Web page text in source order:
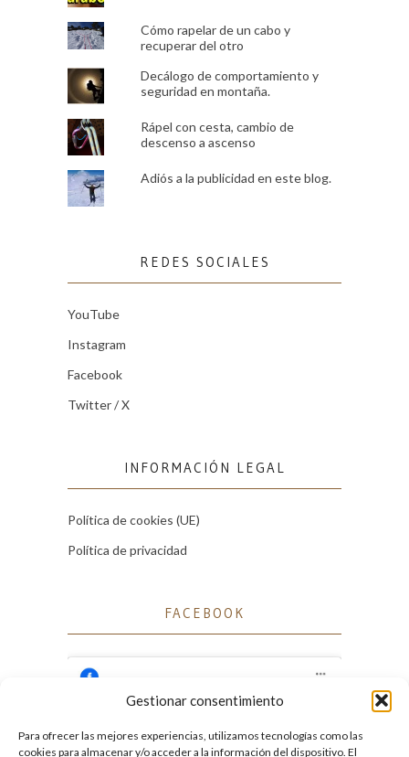
Gestionar consentimiento
Para ofrecer las mejores experiencias, utilizamos tecnologías como las
cookies para almacenar y/o acceder a la información del dispositivo. El
Cómo rapelar de un cabo y
recuperar del otro
Decálogo de comportamiento y
seguridad en montaña.
Rápel con cesta, cambio de
descenso a ascenso
Adiós a la publicidad en este blog.
REDES SOCIALES
YouTube
Instagram
Facebook
Twitter / X
INFORMACIÓN LEGAL
Política de cookies (UE)
Política de privacidad
FACEBOOK
Haz clic para aceptar cookies de marketing